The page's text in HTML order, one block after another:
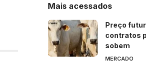
Mais acessados
Preço
contratos
sobem
MERCADO